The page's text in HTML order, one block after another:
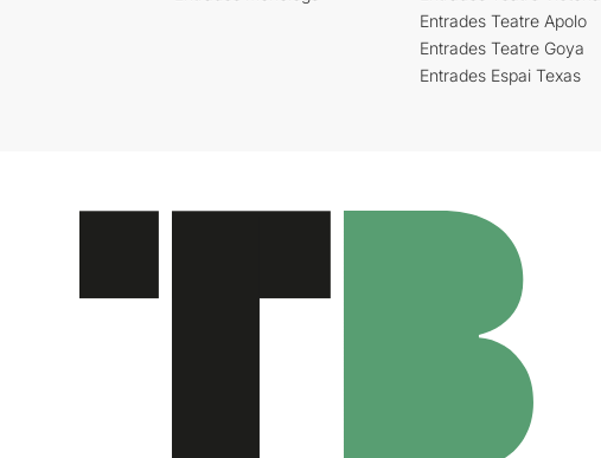
Entrades Teatre Apolo
Entrades Teatre Goya
Entrades Espai Texas